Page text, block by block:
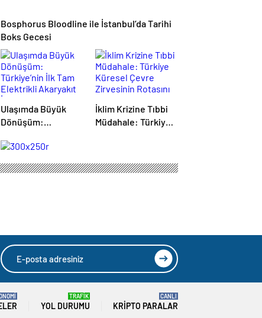
Bosphorus Bloodline ile İstanbul’da Tarihi
Boks Gecesi
Ulaşımda Büyük
Dönüşüm:
Elektrikli Akaryakıt
İstasyonu Deneyimi
İklim Krizine Tıbbi
Müdahale: Türkiye
Nasıl Değiştirdi?